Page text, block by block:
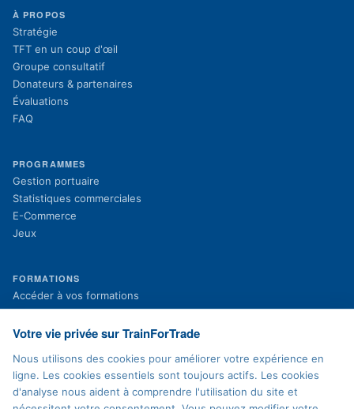
À PROPOS
Stratégie
TFT en un coup d'œil
Groupe consultatif
Donateurs & partenaires
Évaluations
FAQ
PROGRAMMES
Gestion portuaire
Statistiques commerciales
E-Commerce
Jeux
FORMATIONS
Accéder à vos formations
Inscription aux formations(s'ouvre dans un nouvel onglet)
Projets en cours
Actualités
Votre vie privée sur TrainForTrade
Nous utilisons des cookies pour améliorer votre expérience en
ligne. Les cookies essentiels sont toujours actifs. Les cookies
d'analyse nous aident à comprendre l'utilisation du site et